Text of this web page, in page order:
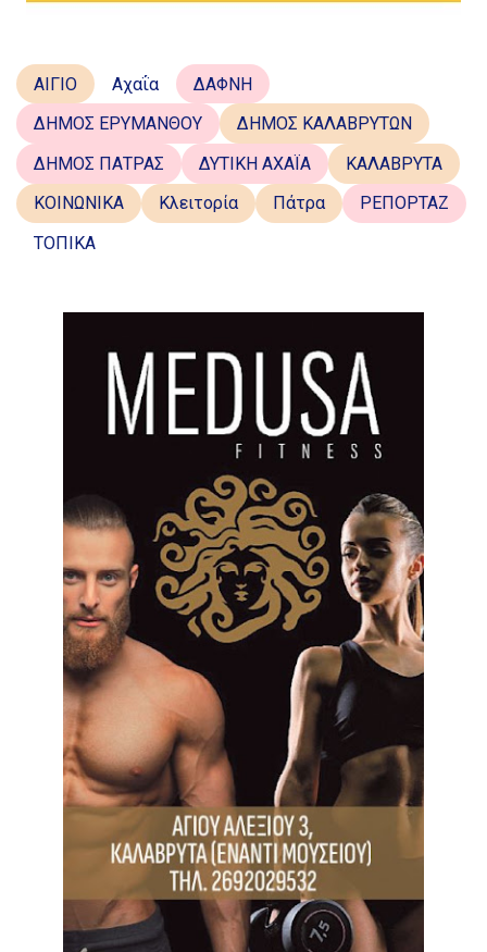
ΑΙΓΙΟ Αχαΐα
ΔΑΦΝΗ
ΔΗΜΟΣ ΕΡΥΜΑΝΘΟΥ
ΔΗΜΟΣ ΚΑΛΑΒΡΥΤΩΝ
ΔΗΜΟΣ ΠΑΤΡΑΣ
ΔΥΤΙΚΗ ΑΧΑΪΑ
ΚΑΛΑΒΡΥΤΑ
ΚΟΙΝΩΝΙΚΑ
Κλειτορία Πάτρα
ΡΕΠΟΡΤΑΖ
ΤΟΠΙΚΑ